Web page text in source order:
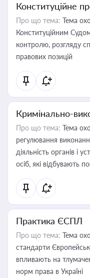
Конституційне
Про що тема: Тема
Конституційним
контролю, розгляду
правових позицій
Кримінально-
Про що тема: Тема
регулювання
діяльність органів і
осіб, які відбувають
Практика ЄСПЛ
Про що тема: Тема
стандарти
впливають на
норм права в Україні